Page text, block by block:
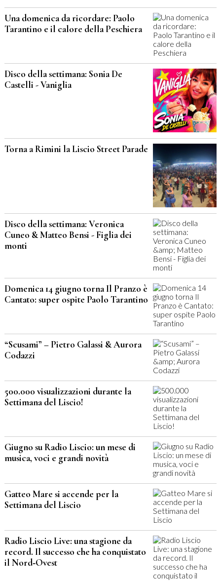
Una domenica da ricordare: Paolo
Tarantino e il calore della Peschiera
Disco della settimana: Sonia De
Castelli - Vaniglia
Torna a Rimini la Liscio Street Parade
Disco della settimana: Veronica
Cuneo & Matteo Bensi - Figlia dei
monti
Domenica 14 giugno torna Il Pranzo è
Cantato: super ospite Paolo Tarantino
“Scusami” – Pietro Galassi & Aurora
Codazzi
500.000 visualizzazioni durante la
Settimana del Liscio!
Giugno su Radio Liscio: un mese di
musica, voci e grandi novità
Gatteo Mare si accende per la
Settimana del Liscio
Radio Liscio Live: una stagione da
record. Il successo che ha conquistato
il Nord‑Ovest